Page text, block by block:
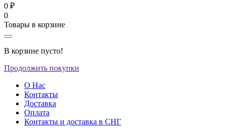
0 ₽
0
Товары в корзине
В корзине пусто!
Продолжить покупки
О Нас
Контакты
Доставка
Оплата
Контакты и доставка в СНГ